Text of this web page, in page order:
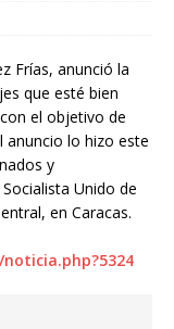
Frías, anunció la
que esté bien
el objetivo de
anuncio lo hizo este
y
Unido de
en Caracas.